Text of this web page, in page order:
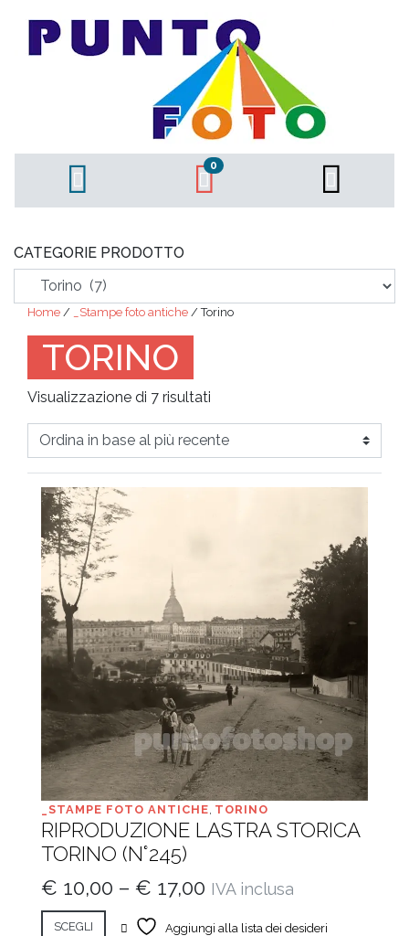
0
CATEGORIE PRODOTTO
Home / _Stampe foto antiche / Torino
TORINO
Visualizzazione di 7 risultati
base
al
più
_STAMPE FOTO ANTICHE TORINO
RIPRODUZIONE LASTRA STORICA
TORINO (N°245)
€ 10,00 – € 17,00 IVA inclusa
SCEGLI Aggiungi alla lista dei desideri